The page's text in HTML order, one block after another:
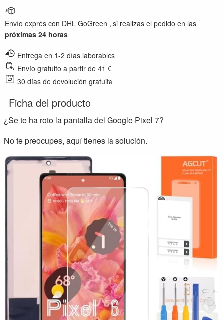
Envío exprés con DHL GoGreen , si realizas el pedido en las
próximas 24 horas
Entrega en 1-2 días laborables
Envío gratuito a partir de 41 €
30 días de devolución gratuita
Ficha del producto
¿Se te ha roto la pantalla del Google Pixel 7?
No te preocupes, aquí tienes la solución.